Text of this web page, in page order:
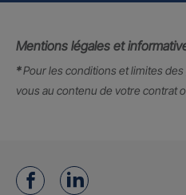
Mentions légales et
*Pour les conditions et limites
vous au contenu de votre contrat